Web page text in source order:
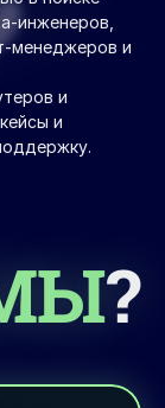
инженеров,
менеджеров и
и
и
?